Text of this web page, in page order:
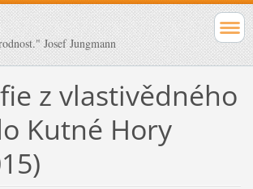
Josef Jungmann
z vlastivědného
Kutné Hory